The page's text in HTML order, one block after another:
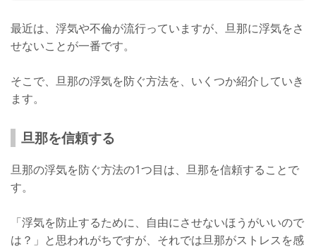
最近は、浮気や不倫が流行っていますが、旦那に浮気をさ
せないことが一番です。
そこで、旦那の浮気を防ぐ方法を、いくつか紹介していき
ます。
旦那を信頼する
旦那の浮気を防ぐ方法の1つ目は、旦那を信頼することで
す。
「浮気を防止するために、自由にさせないほうがいいので
は？」と思われがちですが、それでは旦那がストレスを感